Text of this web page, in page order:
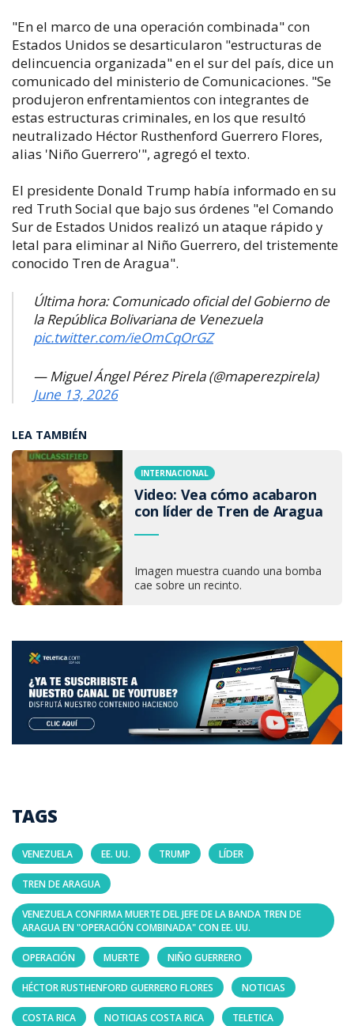
"En el marco de una operación combinada" con
Estados Unidos se desarticularon "estructuras de
delincuencia organizada" en el sur del país, dice un
comunicado del ministerio de Comunicaciones. "Se
produjeron enfrentamientos con integrantes de
estas estructuras criminales, en los que resultó
neutralizado Héctor Rusthenford Guerrero Flores,
alias 'Niño Guerrero'", agregó el texto.
El presidente Donald Trump había informado en su
red Truth Social que bajo sus órdenes "el Comando
Sur de Estados Unidos realizó un ataque rápido y
letal para eliminar al Niño Guerrero, del tristemente
conocido Tren de Aragua".
Última hora: Comunicado oficial del Gobierno de
la República Bolivariana de Venezuela
pic.twitter.com/ieOmCqOrGZ
— Miguel Ángel Pérez Pirela (@maperezpirela)
June 13, 2026
LEA TAMBIÉN
INTERNACIONAL
Video: Vea cómo acabaron
con líder de Tren de Aragua
Imagen muestra cuando una bomba
cae sobre un recinto.
TAGS
VENEZUELA EE. UU. TRUMP LÍDER
TREN DE ARAGUA
VENEZUELA CONFIRMA MUERTE DEL JEFE DE LA BANDA TREN DE
ARAGUA EN "OPERACIÓN COMBINADA" CON EE. UU.
OPERACIÓN MUERTE NIÑO GUERRERO
HÉCTOR RUSTHENFORD GUERRERO FLORES NOTICIAS
COSTA RICA NOTICIAS COSTA RICA TELETICA